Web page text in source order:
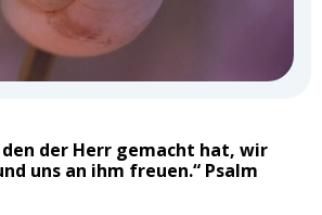
den der Herr gemacht hat, wir
uns an ihm freuen.“ Psalm